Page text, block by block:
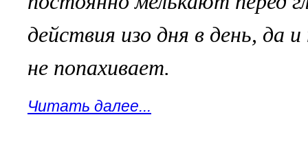
действия изо дня в день, да
не попахивает.
Читать далее...